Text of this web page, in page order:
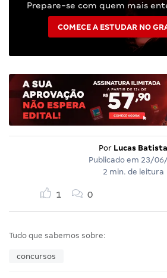
Prepare-se com quem mais
COMECE A ESTUDAR NO
Por Lucas Batista
Publicado em 23/
2 min. de leitura
1 0
Tudo que sabemos sobre:
concursos